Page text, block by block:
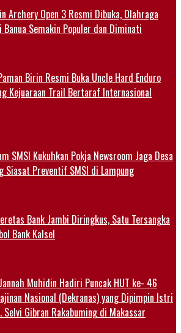
Archery Open 3 Resmi Dibuka, Olahraga
Banua Semakin Populer dan Diminati
Birin Resmi Buka Uncle Hard Enduro
Kejuaraan Trail Bertaraf Internasional
SMSI Kukuhkan Pokja Newsroom Jaga Desa
Siasat Preventif SMSI di Lampung
Bank Jambi Diringkus, Satu Tersangka
Bank Kalsel
Muhidin Hadiri Puncak HUT ke- 46
Nasional (Dekranas) yang Dipimpin Istri
Selvi Gibran Rakabuming di Makassar